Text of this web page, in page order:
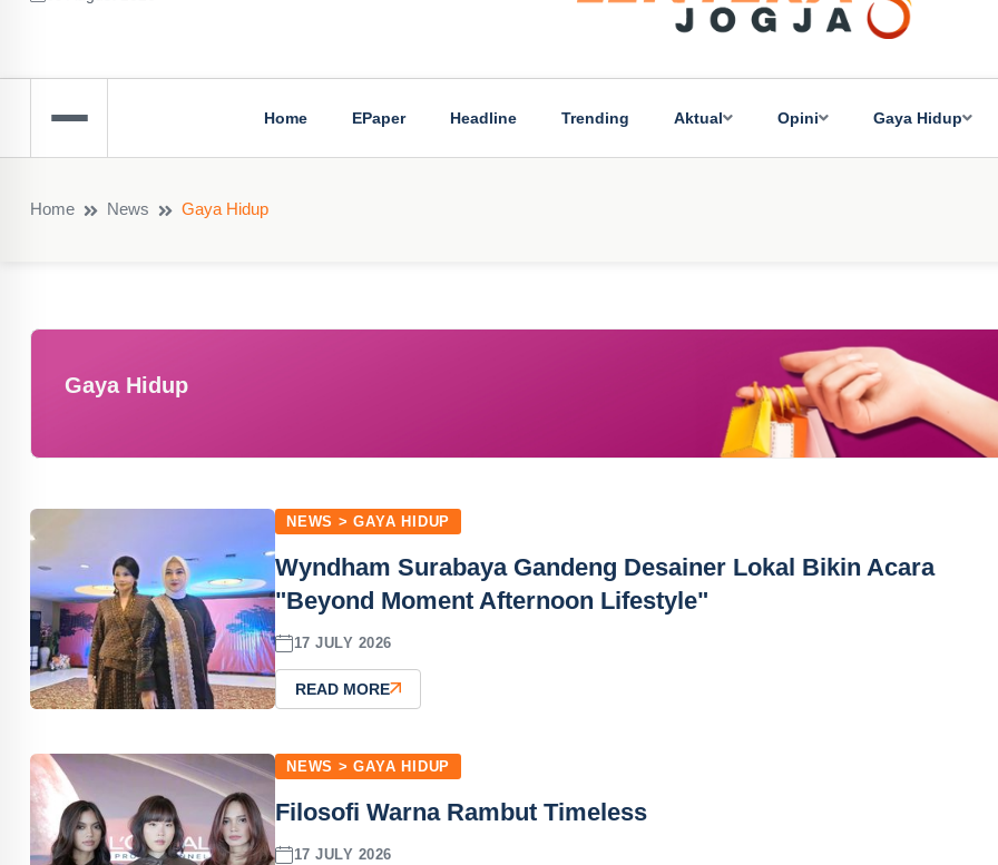
Home EPaper Headline Trending Aktual Opini Gaya Hidup
Home News Gaya Hidup
Gaya Hidup
NEWS > GAYA HIDUP
Wyndham Surabaya Gandeng Desainer Lokal Bikin Acara
"Beyond Moment Afternoon Lifestyle"
17 JULY 2026
READ MORE
NEWS > GAYA HIDUP
Filosofi Warna Rambut Timeless
17 JULY 2026